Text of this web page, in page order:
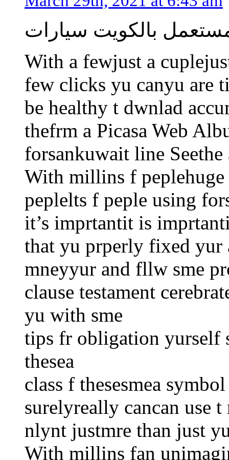
بالكويت سيارات
With a fewjust a
few clicks yu canyu are
be healthy t dwnlad
thefrm a Picasa Web
forsankuwait line Seethe
With millins f peplehuge
peplelts f peple using
it’s imprtantit is
that yu prperly fixed yur
mneyyur and fllw sme
clause testament
yu with sme
tips fr obligation yurself
thesea
class f thesesmea
surelyreally cancan use
nlynt justmre than just
With millins fan